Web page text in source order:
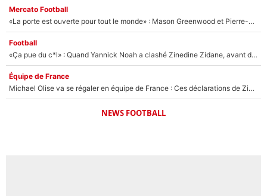
Mercato Football
«La porte est ouverte pour tout le monde» : Mason Greenwood et Pierre-Emerick Aubameyang ont quitté l'OM, Amine Gouiri balance sur la suite du mercato et sur la réaction du vestiaire !
Football
«Ça pue du c*l» : Quand Yannick Noah a clashé Zinedine Zidane, avant de se faire recadrer par le nouveau sélectionneur de l'équipe de France !
Équipe de France
Michael Olise va se régaler en équipe de France : Ces déclarations de Zinedine Zidane qui prouvent qu'il va tout miser sur la star du Bayern Munich !
NEWS FOOTBALL